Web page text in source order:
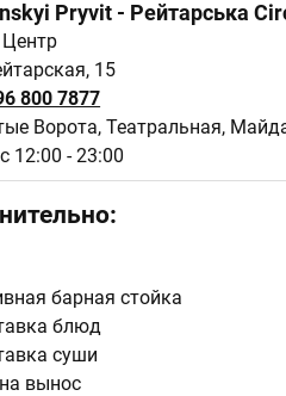
Pryvit - Рейтарська
Центр
15
800 7877
Ворота, Театральная,
12:00 - 23:00
барная стойка
блюд
суши
вынос